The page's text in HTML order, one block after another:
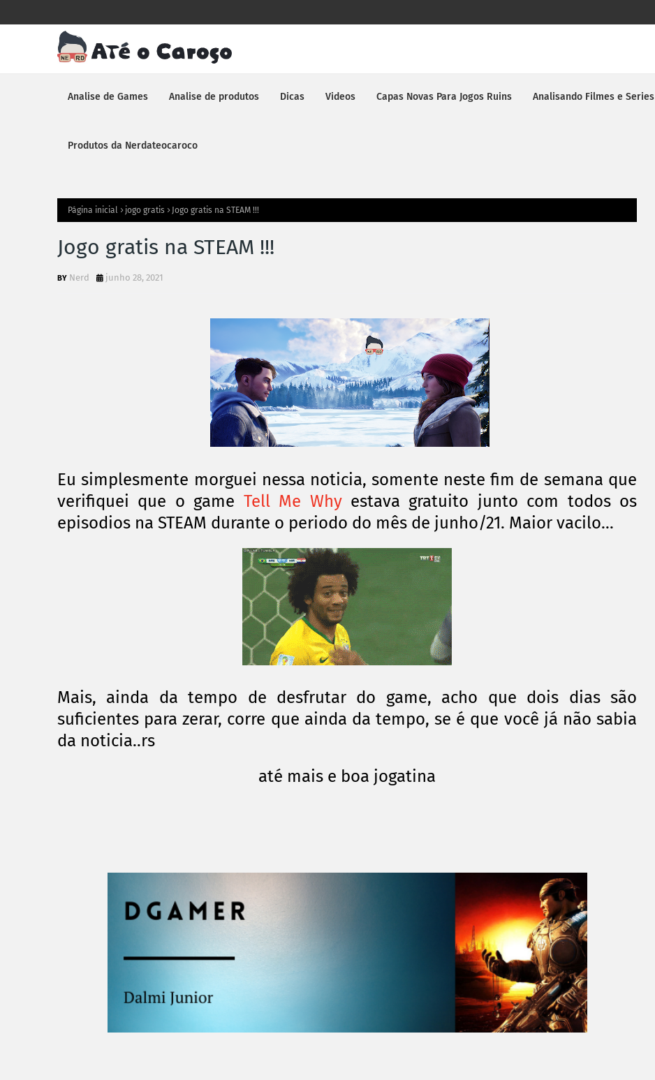
Analise de Games Analise de produtos Dicas Videos Capas Novas Para Jogos Ruins Analisando Filmes e Series
Produtos da Nerdateocaroco
Página inicial jogo gratis Jogo gratis na STEAM !!!
Jogo gratis na STEAM !!!
Nerd junho 28, 2021
Eu simplesmente morguei nessa noticia, somente neste fim de semana que
verifiquei que o game Tell Me Whyestava gratuito junto com todos os
episodios na STEAM durante o periodo do mês de junho/21. Maior vacilo...
Mais, ainda da tempo de desfrutar do game, acho que dois dias são
suficientes para zerar, corre que ainda da tempo, se é que você já não sabia
da noticia..rs
até mais e boa jogatina